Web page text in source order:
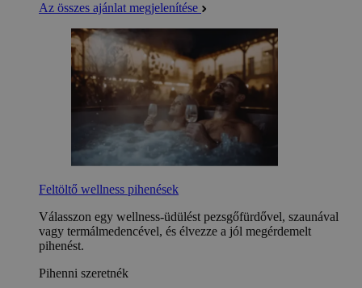
Az összes ajánlat megjelenítése
Feltöltő wellness pihenések
Válasszon egy wellness-üdülést pezsgőfürdővel, szaunával
vagy termálmedencével, és élvezze a jól megérdemelt
pihenést.
Pihenni szeretnék